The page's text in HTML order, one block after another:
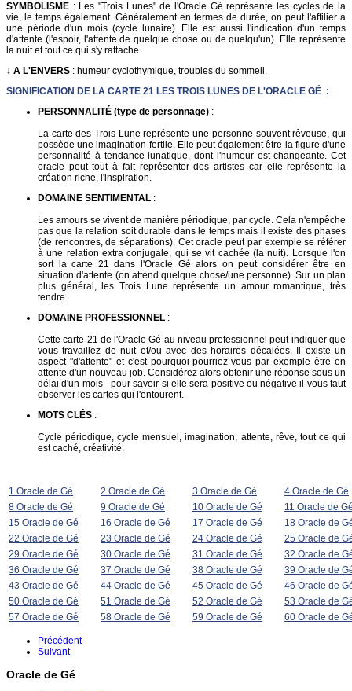
SYMBOLISME : Les "Trois Lunes" de l'Oracle Gé représente les cycles de la
vie, le temps également. Généralement en termes de durée, on peut l'affilier à
une période d'un mois (cycle lunaire). Elle est aussi l'indication d'un temps
d'attente (l'espoir, l'attente de quelque chose ou de quelqu'un). Elle représente
la nuit et tout ce qui s'y rattache.
↓ A L'ENVERS : humeur cyclothymique, troubles du sommeil.
SIGNIFICATION DE LA CARTE 21 LES TROIS LUNES DE L'ORACLE GÉ :
PERSONNALITÉ (type de personnage) :
La carte des Trois Lune représente une personne souvent rêveuse, qui
possède une imagination fertile. Elle peut également être la figure d'une
personnalité à tendance lunatique, dont l'humeur est changeante. Cet
oracle peut tout à fait représenter des artistes car elle représente la
création riche, l'inspiration.
DOMAINE SENTIMENTAL :
Les amours se vivent de manière périodique, par cycle. Cela n'empêche
pas que la relation soit durable dans le temps mais il existe des phases
(de rencontres, de séparations). Cet oracle peut par exemple se référer
à une relation extra conjugale, qui se vit cachée (la nuit). Lorsque l'on
sort la carte 21 dans l'Oracle Gé alors on peut considérer être en
situation d'attente (on attend quelque chose/une personne). Sur un plan
plus général, les Trois Lune représente un amour romantique, très
tendre.
DOMAINE PROFESSIONNEL :
Cette carte 21 de l'Oracle Gé au niveau professionnel peut indiquer que
vous travaillez de nuit et/ou avec des horaires décalées. Il existe un
aspect "d'attente" et c'est pourquoi pourriez-vous par exemple être en
attente d'un nouveau job. Considérez alors obtenir une réponse sous un
délai d'un mois - pour savoir si elle sera positive ou négative il vous faut
observer les cartes qui l'entourent.
MOTS CLÉS :
Cycle périodique, cycle mensuel, imagination, attente, rêve, tout ce qui
est caché, créativité.
1 Oracle de Gé 2 Oracle de Gé 3 Oracle de Gé
4 Oracle de Gé
8 Oracle de Gé
9 Oracle de Gé 10 Oracle de Gé
11 Oracle de
15 Oracle de Gé
16 Oracle de Gé 17 Oracle de Gé
18 Oracle de
22 Oracle de Gé
23 Oracle de Gé 24 Oracle de Gé
25 Oracle de
29 Oracle de Gé
30 Oracle de Gé 31 Oracle de Gé
32 Oracle de
36 Oracle de Gé
37 Oracle de Gé 38 Oracle de Gé
39 Oracle de
43 Oracle de Gé
44 Oracle de Gé 45 Oracle de Gé
46 Oracle de
50 Oracle de Gé
51 Oracle de Gé 52 Oracle de Gé
53 Oracle de
57 Oracle de Gé
58 Oracle de Gé 59 Oracle de Gé 60 Oracle de
Précédent
Suivant
Oracle de Gé